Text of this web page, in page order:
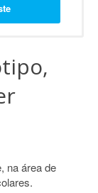
na área de